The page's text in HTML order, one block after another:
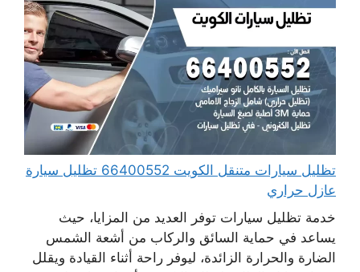
تظليل سيارات متنقل الكويت 66400552 تظليل سيارة
عازل حراري
خدمة تظليل سيارات توفر العديد من المزايا، حيث
يساعد في حماية السائق والركاب من أشعة الشمس
الضارة والحرارة الزائدة، ليوفر راحة أثناء القيادة ويقلل